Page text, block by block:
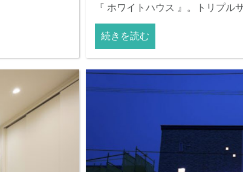
『 ホワイトハウス 』。トリプル
続きを読む